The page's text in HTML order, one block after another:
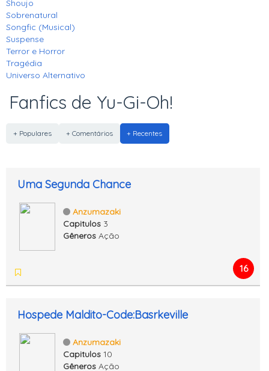
Fanfics de Yu-Gi-Oh!
+ Populares + Comentários + Recentes
Uma Segunda Chance
Anzumazaki
Capitulos 3
Gêneros Ação
16
Hospede Maldito-Code:Basrkeville
Anzumazaki
Capitulos 10
Gêneros Ação
Shoujo
Sobrenatural
Songfic (Musical)
Suspense
Terror e Horror
Tragédia
Universo Alternativo